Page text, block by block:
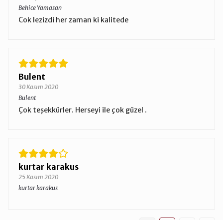
Behice Yamasan
Cok lezizdi her zaman ki kalitede
Bulent
30 Kasım 2020
Bulent
Çok teşekkürler. Herseyi ile çok güzel .
kurtar karakus
25 Kasım 2020
kurtar karakus